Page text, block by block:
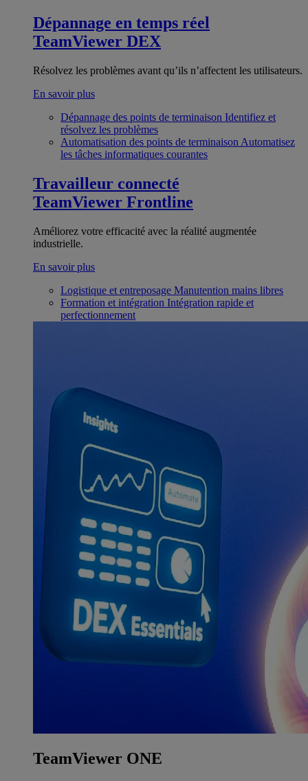
Dépannage en temps réel
TeamViewer DEX
Résolvez les problèmes avant qu’ils n’affectent les utilisateurs.
En savoir plus
Dépannage des points de terminaison Identifiez et
résolvez les problèmes
Automatisation des points de terminaison Automatisez
les tâches informatiques courantes
Travailleur connecté
TeamViewer Frontline
Améliorez votre efficacité avec la réalité augmentée
industrielle.
En savoir plus
Logistique et entreposage Manutention mains libres
Formation et intégration Intégration rapide et
perfectionnement
TeamViewer ONE